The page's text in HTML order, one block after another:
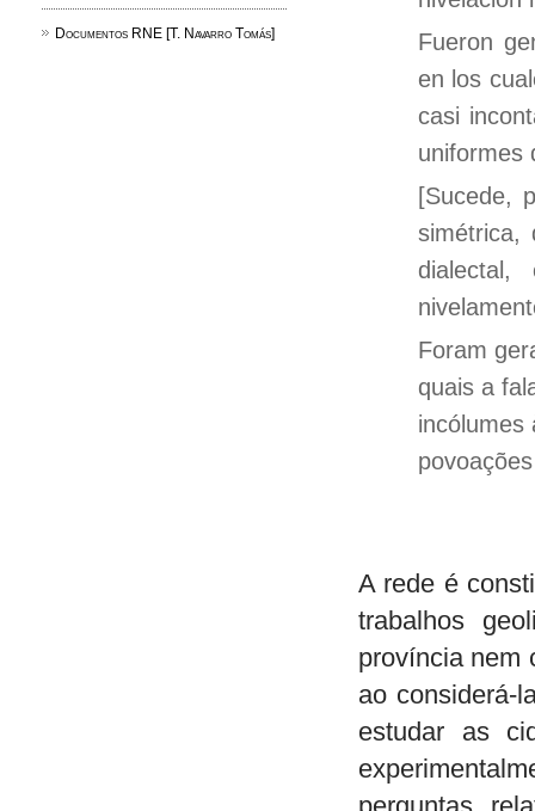
Documentos RNE [T. Navarro Tomás]
Fueron
en los
casi
uniformes
[Sucede,
simétrica,
Foram
quais a
incólumes
A rede é
trabalhos
província nem
ao considerá-
estudar as